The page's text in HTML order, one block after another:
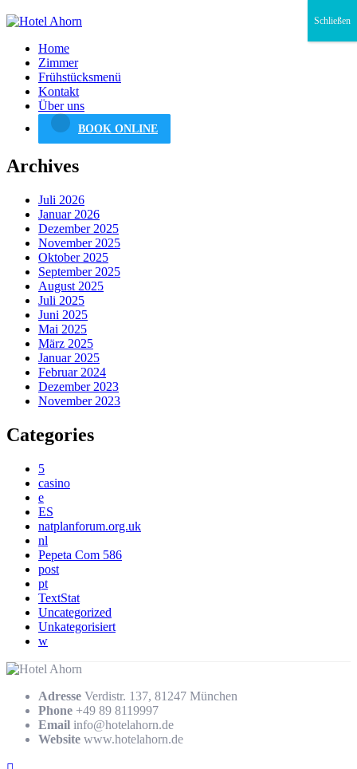
Home
Zimmer
Frühstücksmenü
Kontakt
Über uns
BOOK ONLINE
Archives
Juli 2026
Januar 2026
Dezember 2025
November 2025
Oktober 2025
September 2025
August 2025
Juli 2025
Juni 2025
Mai 2025
März 2025
Januar 2025
Februar 2024
Dezember 2023
November 2023
Categories
5
casino
e
ES
natplanforum.org.uk
nl
Pepeta Com 586
post
pt
TextStat
Uncategorized
Unkategorisiert
w
Adresse Verdistr. 137, 81247 München
Phone +49 89 8119997
Email info@hotelahorn.de
Website www.hotelahorn.de
Schließen